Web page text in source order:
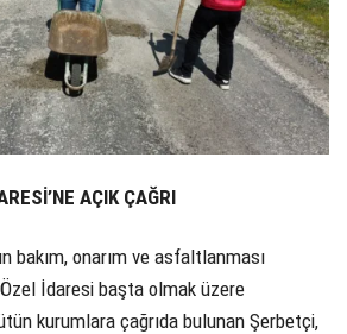
AÇIK ÇAĞRI
bakım, onarım ve asfaltlanması
İdaresi başta olmak üzere
kurumlara çağrıda bulunan Şerbetçi,